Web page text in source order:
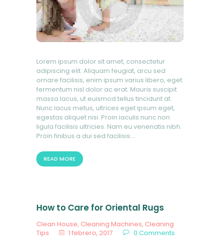
Lorem ipsum dolor sit amet, consectetur
adipiscing elit. Aliquam feugiat, arcu sed
ornare facilisis, enim ipsum varius libero, eget
fermentum nisl dolor ac erat. Mauris suscipit
massa lacus, ut euismod tellus tincidunt at.
Nunc lacus metus, ultrices eget ipsum eget,
egestas aliquet nisi. Proin iaculis nunc non
ligula facilisis ultricies. Nam eu venenatis nibh.
Proin finibus a dui sed facilisis.…
READ MORE
How to Care for Oriental Rugs
Clean House, Cleaning Machines, Cleaning
Tips
1 febrero, 2017 0 Comments